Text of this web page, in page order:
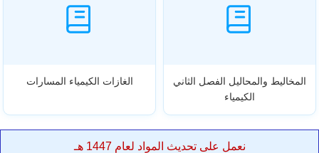
المخاليط والمحاليل الفصل الثاني
الكيمياء
الغازات الكيمياء المسارات
نعمل على تحديث المواد لعام 1447 هـ